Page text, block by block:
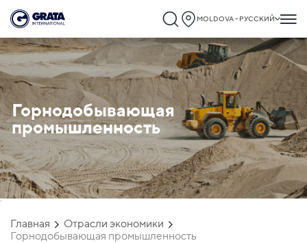
MOLDOVA - РУССКИЙ
Горнодобывающая
промышленность
`
Главная
Отрасли экономики
Горнодобывающая промышленность